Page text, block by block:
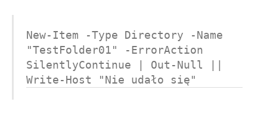
New-Item -Type Directory -Name
"TestFolder01" -ErrorAction
SilentlyContinue | Out-Null ||
Write-Host "Nie udało się"